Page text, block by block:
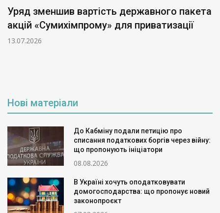
Уряд зменшив вартість державного пакета
акцій «Сумихімпрому» для приватизації
13.07.2026
Нові матеріали
До Кабміну подали петицію про
списання податкових боргів через війну:
що пропонують ініціатори
08.08.2026
В Україні хочуть оподатковувати
домогосподарства: що пропонує новий
законопроєкт